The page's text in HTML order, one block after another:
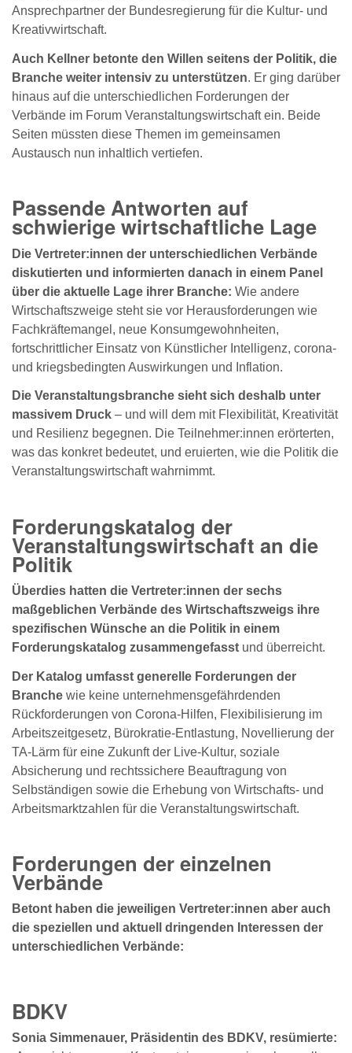
Ansprechpartner der Bundesregierung für die Kultur- und
Kreativwirtschaft.
Auch Kellner betonte den Willen seitens der Politik, die
Branche weiter intensiv zu unterstützen. Er ging darüber
hinaus auf die unterschiedlichen Forderungen der
Verbände im Forum Veranstaltungswirtschaft ein. Beide
Seiten müssten diese Themen im gemeinsamen
Austausch nun inhaltlich vertiefen.
Passende Antworten auf
schwierige wirtschaftliche Lage
Die Vertreter:innen der unterschiedlichen Verbände
diskutierten und informierten danach in einem Panel
über die aktuelle Lage ihrer Branche: Wie andere
Wirtschaftszweige steht sie vor Herausforderungen wie
Fachkräftemangel, neue Konsumgewohnheiten,
fortschrittlicher Einsatz von Künstlicher Intelligenz, corona-
und kriegsbedingten Auswirkungen und Inflation.
Die Veranstaltungsbranche sieht sich deshalb unter
massivem Druck – und will dem mit Flexibilität, Kreativität
und Resilienz begegnen. Die Teilnehmer:innen erörterten,
was das konkret bedeutet, und eruierten, wie die Politik die
Veranstaltungswirtschaft wahrnimmt.
Forderungskatalog der
Veranstaltungswirtschaft an die
Politik
Überdies hatten die Vertreter:innen der sechs
maßgeblichen Verbände des Wirtschaftszweigs ihre
spezifischen Wünsche an die Politik in einem
Forderungskatalog zusammengefasst und überreicht.
Der Katalog umfasst generelle Forderungen der
Branche wie keine unternehmensgefährdenden
Rückforderungen von Corona-Hilfen, Flexibilisierung im
Arbeitszeitgesetz, Bürokratie-Entlastung, Novellierung der
TA-Lärm für eine Zukunft der Live-Kultur, soziale
Absicherung und rechtssichere Beauftragung von
Selbständigen sowie die Erhebung von Wirtschafts- und
Arbeitsmarktzahlen für die Veranstaltungswirtschaft.
Forderungen der einzelnen
Verbände
Betont haben die jeweiligen Vertreter:innen aber auch
die speziellen und aktuell dringenden Interessen der
unterschiedlichen Verbände:
BDKV
Sonia Simmenauer, Präsidentin des BDKV, resümierte: